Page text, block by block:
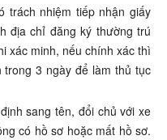
trách nhiệm tiếp nhận giấy
địa chỉ đăng ký thường trú
xác minh, nếu chính xác thì
3 ngày để làm thủ tục
sang tên, đổi chủ với xe
có hồ sơ hoặc mất hồ sơ.